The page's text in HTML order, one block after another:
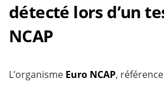
détecté lors d’un
NCAP
L’organisme Euro NCAP,